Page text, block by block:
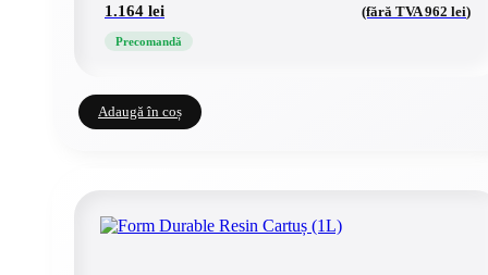
1.164 lei (fără TVA962 lei)
Precomandă
Adaugă în coș